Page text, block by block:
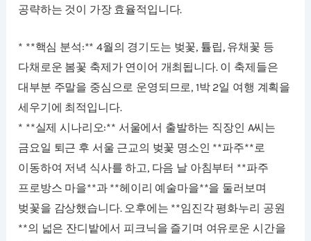
공략하는 것이 가장 효율적입니다.
* **핵심 분석:** 4월의 경기도는 벚꽃, 튤립, 유채꽃 등
다채로운 봄꽃 축제가 연이어 개최됩니다. 이 축제들은
대부분 주말을 중심으로 운영되므로, 1박 2일 여행 계획을
세우기에 최적입니다.
* **실제 시나리오:** 서울에서 출발하는 직장인 A씨는
금요일 퇴근 후 서울 근교의 벚꽃 명소인 **파주**로
이동하여 저녁 식사를 하고, 다음 날 아침부터 **파주
프로방스 마을**과 **헤이리 예술마을**을 둘러보며
벚꽃을 감상했습니다. 오후에는 **임진각 평화누리 공원
**의 넓은 잔디밭에서 피크닉을 즐기며 여유로운 시간을